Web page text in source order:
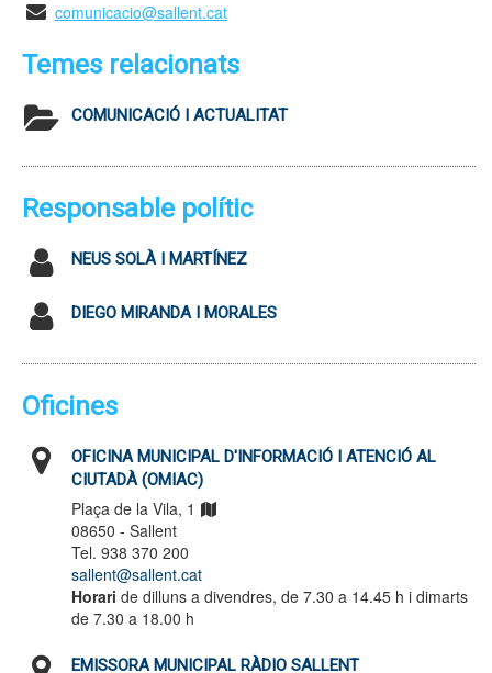
comunicacio@sallent.cat
Temes relacionats
COMUNICACIÓ I ACTUALITAT
Responsable polític
NEUS SOLÀ I MARTÍNEZ
DIEGO MIRANDA I MORALES
Oficines
OFICINA MUNICIPAL D'INFORMACIÓ I ATENCIÓ AL
CIUTADÀ (OMIAC)
Plaça de la Vila, 1
08650 - Sallent
Tel. 938 370 200
sallent@sallent.cat
Horari de dilluns a divendres, de 7.30 a 14.45 h i dimarts
de 7.30 a 18.00 h
EMISSORA MUNICIPAL RÀDIO SALLENT